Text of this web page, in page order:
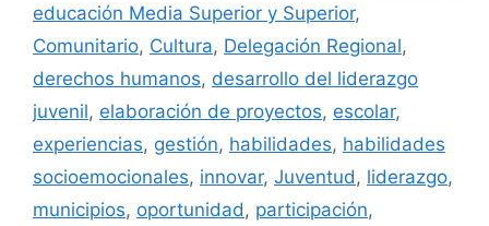
educación Media Superior y Superior,
Comunitario, Cultura, Delegación Regional,
derechos humanos, desarrollo del liderazgo
juvenil, elaboración de proyectos, escolar,
experiencias, gestión, habilidades, habilidades
socioemocionales, innovar, Juventud , liderazgo,
municipios, oportunidad , participación,